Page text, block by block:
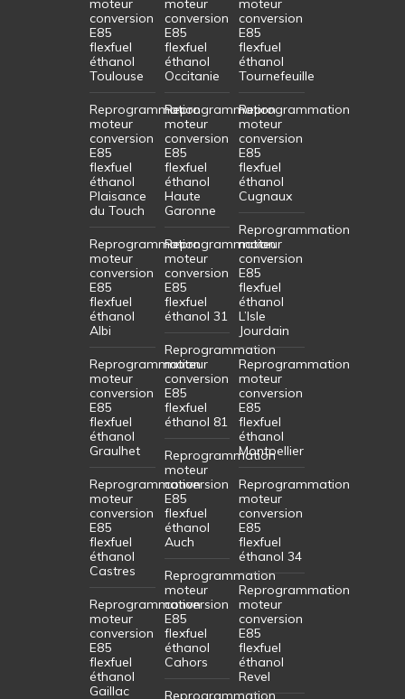
moteur
conversion
E85
flexfuel
éthanol
Toulouse
Reprogrammation
moteur
conversion
E85
flexfuel
éthanol
Plaisance
du Touch
Reprogrammation
moteur
conversion
E85
flexfuel
éthanol
Albi
Reprogrammation
moteur
conversion
E85
flexfuel
éthanol
Graulhet
Reprogrammation
moteur
conversion
E85
flexfuel
éthanol
Castres
Reprogrammation
moteur
conversion
E85
flexfuel
éthanol
Gaillac
moteur
conversion
E85
flexfuel
éthanol
Occitanie
Reprogrammation
moteur
conversion
E85
flexfuel
éthanol
Haute
Garonne
Reprogrammation
moteur
conversion
E85
flexfuel
éthanol 31
Reprogrammation
moteur
conversion
E85
flexfuel
éthanol 81
Reprogrammation
moteur
conversion
E85
flexfuel
éthanol
Auch
Reprogrammation
moteur
conversion
E85
flexfuel
éthanol
Cahors
Reprogrammation
moteur
conversion
E85
flexfuel
éthanol
Tournefeuille
Reprogrammation
moteur
conversion
E85
flexfuel
éthanol
Cugnaux
Reprogrammation
moteur
conversion
E85
flexfuel
éthanol
L’Isle
Jourdain
Reprogrammation
moteur
conversion
E85
flexfuel
éthanol
Montpellier
Reprogrammation
moteur
conversion
E85
flexfuel
éthanol 34
Reprogrammation
moteur
conversion
E85
flexfuel
éthanol
Revel